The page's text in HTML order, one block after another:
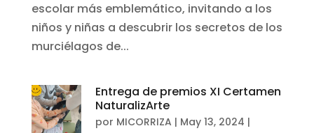
escolar más emblemático, invitando a los
niños y niñas a descubrir los secretos de los
murciélagos de...
Entrega de premios XI Certamen
NaturalizArte
por MICORRIZA | May 13, 2024 |